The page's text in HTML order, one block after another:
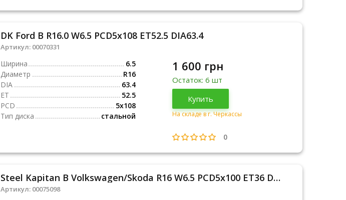
DK Ford B R16.0 W6.5 PCD5x108 ET52.5 DIA63.4
Артикул: 00070331
Ширина
6.5
Диаметр
R16
DIA
63.4
ET
52.5
PCD
5x108
Тип диска
стальной
1 600 грн
Остаток: 6 шт
Купить
На складе в г. Черкассы
0
Steel Kapitan B Volkswagen/Skoda R16 W6.5 PCD5x100 ET36 DIA57.1
Артикул: 00075098